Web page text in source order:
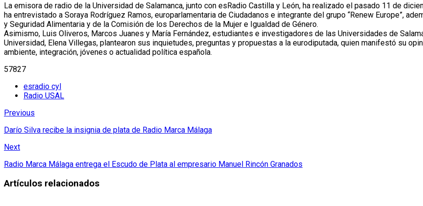
La emisora de radio de la Universidad de Salamanca, junto con esRadio Castilla y León, ha realizado el pasado 11 de
ha entrevistado a Soraya Rodríguez Ramos, europarlamentaria de Ciudadanos e integrante del grupo “Renew Europe”,
y Seguridad Alimentaria y de la Comisión de los Derechos de la Mujer e Igualdad de Género.
Asimismo, Luis Oliveros, Marcos Juanes y María Fernández, estudiantes e investigadores de las Universidades de
Universidad, Elena Villegas, plantearon sus inquietudes, preguntas y propuestas a la eurodiputada, quien manifestó su
ambiente, integración, jóvenes o actualidad política española.
57827
esradio cyl
Radio USAL
Previous
Darío Silva recibe la insignia de plata de Radio Marca Málaga
Next
Radio Marca Málaga entrega el Escudo de Plata al empresario Manuel Rincón Granados
Artículos relacionados